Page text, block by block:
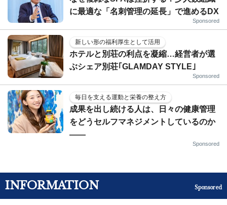
に最適な「名刺管理の延長」で進めるDX
Sponsored
新しい形の福利厚生として活用
ホテルと別荘の利点を凝縮…経営者が選
ぶシェア別荘｢GLAMDAY STYLE｣
Sponsored
毎日を支える運動と栄養の整え方
成果を出し続ける人は、日々の健康管理
をどうセルフマネジメントしているのか
——
Sponsored
INFORMATION Sponsored